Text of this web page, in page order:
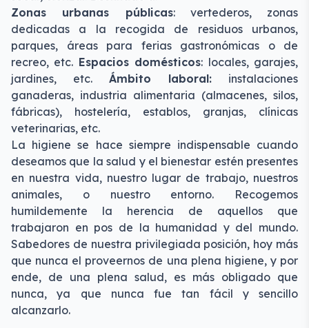
Zonas urbanas públicas: vertederos, zonas
dedicadas a la recogida de residuos urbanos,
parques, áreas para ferias gastronómicas o de
recreo, etc. Espacios domésticos: locales, garajes,
jardines, etc. Ámbito laboral: instalaciones
ganaderas, industria alimentaria (almacenes, silos,
fábricas), hostelería, establos, granjas, clínicas
veterinarias, etc.
La higiene se hace siempre indispensable cuando
deseamos que la salud y el bienestar estén presentes
en nuestra vida, nuestro lugar de trabajo, nuestros
animales, o nuestro entorno. Recogemos
humildemente la herencia de aquellos que
trabajaron en pos de la humanidad y del mundo.
Sabedores de nuestra privilegiada posición, hoy más
que nunca el proveernos de una plena higiene, y por
ende, de una plena salud, es más obligado que
nunca, ya que nunca fue tan fácil y sencillo
alcanzarlo.